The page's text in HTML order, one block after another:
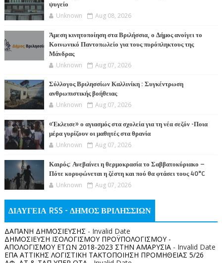
ψυγείο
Unknown Aug 08, 2026
Άμεση κινητοποίηση στα Βριλήσσια, ο Δήμος ανοίγει το
Κοινωνικό Παντοπωλείο για τους πυρόπληκτους της
Μάνδρας
Unknown Aug 07, 2026
Σύλλογος Βριλησσίων Καλλινίκη : Συγκέντρωση
ανθρωπιστικής βοήθειας
Unknown Aug 07, 2026
«Έκλεισε» ο αγιασμός στα σχολεία για τη νέα σεζόν -Ποια
μέρα γυρίζουν οι μαθητές στα θρανία
Unknown Aug 07, 2026
Καιρός: Ανεβαίνει η θερμοκρασία το Σαββατοκύριακο –
Πότε κορυφώνεται η ζέστη και πού θα φτάσει τους 40°C
Unknown Aug 07, 2026
ΔΙΑΥΓΕΙΑ RSS - ΔΗΜΟΣ ΒΡΙΛΗΣΣΙΩΝ
ΔΑΠΑΝΗ ΔΗΜΟΣΙΕΥΣΗΣ - Invalid Date
ΔΗΜΟΣΙΕΥΣΗ ΙΣΟΛΟΓΙΣΜΟΥ ΠΡΟΫΠΟΛΟΓΙΣΜΟΥ -
ΑΠΟΛΟΓΙΣΜΟΥ ΕΤΩΝ 2018-2023 ΣΤΗΝ ΑΜΑΡΥΣΙΑ- Invalid Date
ΕΠΑ ΑΤΤΙΚΗΣ ΛΟΓΙΣΤΙΚΗ ΤΑΚΤΟΠΟΙΗΣΗ ΠΡΟΜΗΘΕΙΑΣ 5/26